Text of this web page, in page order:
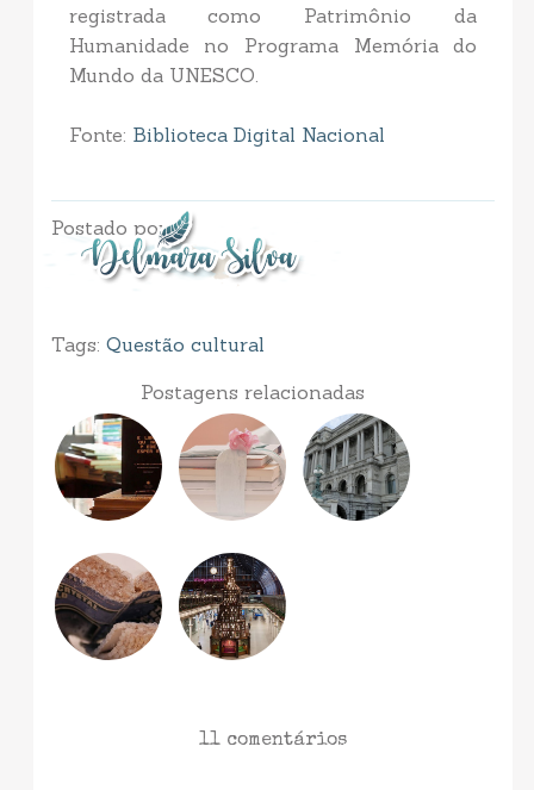
registrada como Patrimônio da
Humanidade no Programa Memória do
Mundo da UNESCO.
Fonte: Biblioteca Digital Nacional
Postado por
Tags: Questão cultural
Postagens relacionadas
11 comentários